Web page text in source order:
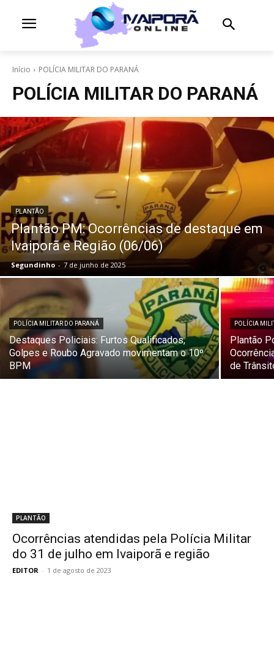
Início POLÍCIA MILITAR DO PARANÁ
POLÍCIA MILITAR DO PARANÁ
PLANTÃO
Plantão PM: Ocorrências de destaque em
Ivaiporã e Região (06/06)
Segundinho - 7 de junho de 2025
POLÍCIA MILITAR DO PARANÁ
Destaques Policiais: Furtos Qualificados,
Golpes e Roubo Agravado movimentam o 10º
BPM
POLÍCIA
Plantão
de
PLANTÃO
Ocorrências atendidas pela Polícia Militar
do 31 de julho em Ivaiporã e região
EDITOR - 1 de agosto de 2023